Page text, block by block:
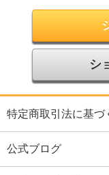
シ
特定商取引法に基づ
公式ブログ